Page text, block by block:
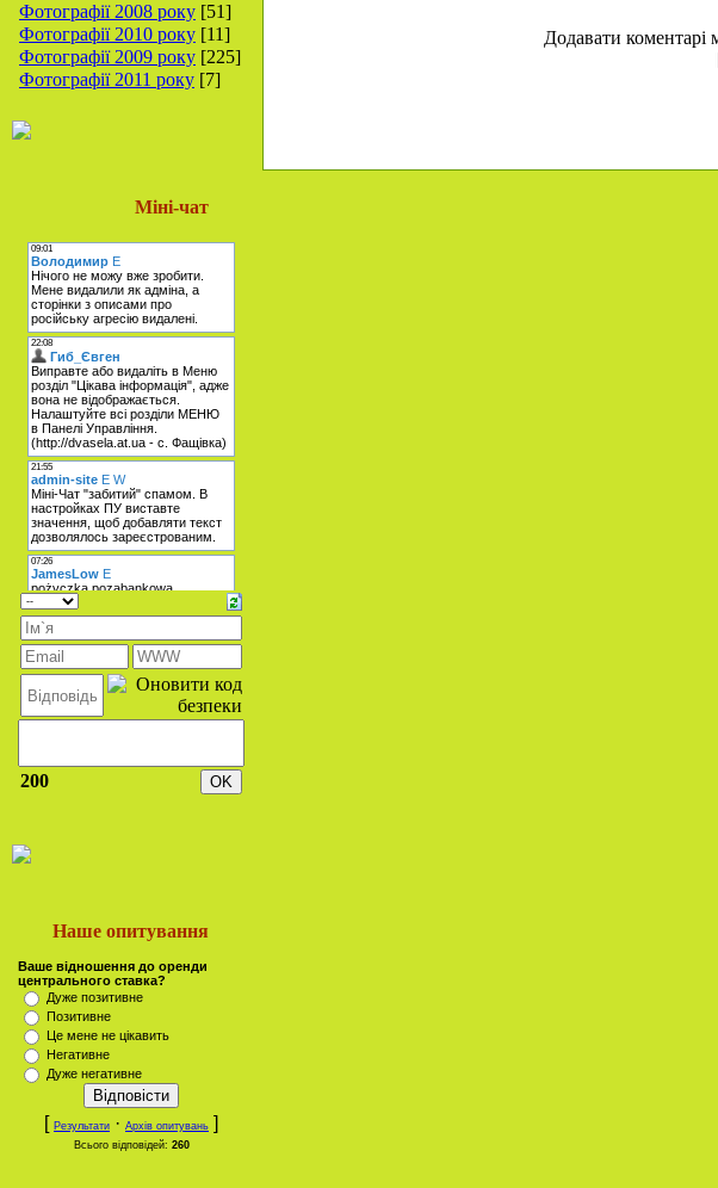
Фотографії 2008 року [51]
Фотографії 2010 року [11]
Фотографії 2009 року [225]
Фотографії 2011 року [7]
Міні-чат
200
Наше опитування
Ваше відношення до оренди
центрального ставка?
Дуже позитивне
Позитивне
Це мене не цікавить
Негативне
Дуже негативне
[ Результати · Архів опитувань ]
Всього відповідей: 260
Додавати коментарі